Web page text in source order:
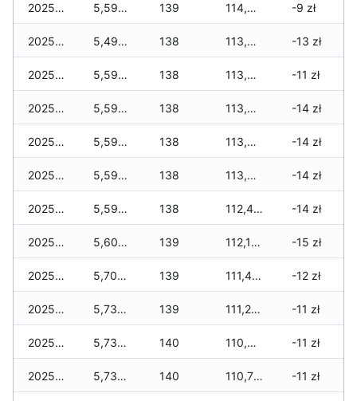
2025-12-09 5,590 zł 139 114,020 zł -9 zł
2025-12-08 5,490 zł 138 113,695 zł -13 zł
2025-12-07 5,590 zł 138 113,695 zł -11 zł
2025-12-06 5,590 zł 138 113,555 zł -14 zł
2025-12-05 5,590 zł 138 113,470 zł -14 zł
2025-12-04 5,590 zł 138 113,080 zł -14 zł
2025-12-03 5,590 zł 138 112,420 zł -14 zł
2025-12-02 5,605 zł 139 112,150 zł -15 zł
2025-12-01 5,705 zł 139 111,420 zł -12 zł
2025-11-30 5,730 zł 139 111,245 zł -11 zł
2025-11-29 5,730 zł 140 110,920 zł -11 zł
2025-11-28 5,730 zł 140 110,730 zł -11 zł